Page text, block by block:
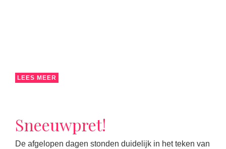
LEES MEER
Sneeuwpret!
De afgelopen dagen stonden duidelijk in het teken van